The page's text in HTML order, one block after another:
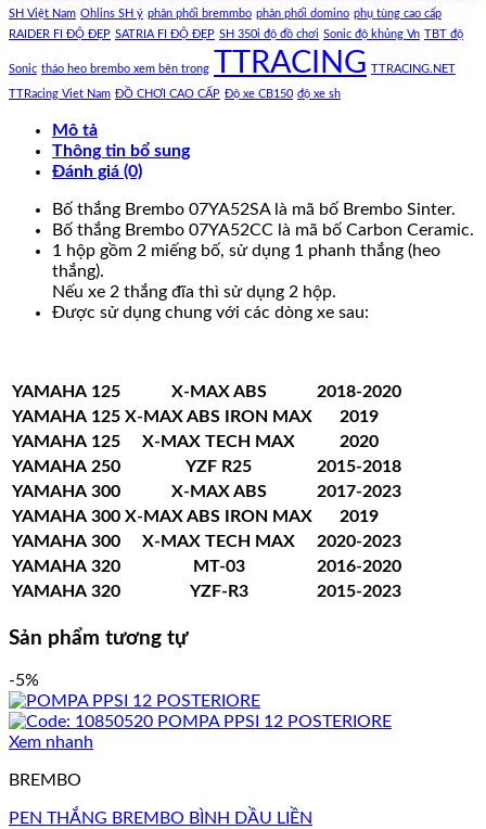
SH Việt Nam Ohlins SH ý phân phối bremmbo phân phối domino phụ tùng cao cấp
RAIDER FI ĐỘ ĐẸP SATRIA FI ĐỘ ĐẸP SH 350i độ đồ chơi Sonic độ khủng Vn TBT độ
Sonic tháo heo brembo xem bên trong TTRACING TTRACING.NET
TTRacing Viet Nam ĐỒ CHƠI CAO CẤP Độ xe CB150 độ xe sh
Mô tả
Thông tin bổ sung
Đánh giá (0)
Bố thắng Brembo 07YA52SA là mã bố Brembo Sinter.
Bố thắng Brembo 07YA52CC là mã bố Carbon Ceramic.
1 hộp gồm 2 miếng bố, sử dụng 1 phanh thắng (heo
thắng).
Nếu xe 2 thắng đĩa thì sử dụng 2 hộp.
Được sử dụng chung với các dòng xe sau:
YAMAHA 125 X-MAX ABS
2018-2020
YAMAHA 125 X-MAX ABS IRON MAX
2019
YAMAHA 125 X-MAX TECH MAX
2020
YAMAHA 250 YZF R25
2015-2018
YAMAHA 300 X-MAX ABS
2017-2023
YAMAHA 300 X-MAX ABS IRON MAX
2019
YAMAHA 300 X-MAX TECH MAX
2020-2023
YAMAHA 320 MT-03
2016-2020
YAMAHA 320 YZF-R3 2015-2023
Sản phẩm tương tự
-5%
Xem nhanh
BREMBO
PEN THẮNG BREMBO BÌNH DẦU LIỀN